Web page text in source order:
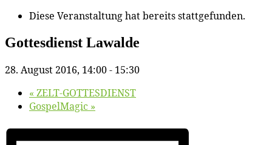
Diese Veranstaltung hat bereits stattgefunden.
Got­tes­dienst Lawalde
28. August 2016, 14:00- 15:30
« ZELT-GOTTESDIENST
Gos­pel­Ma­gic »